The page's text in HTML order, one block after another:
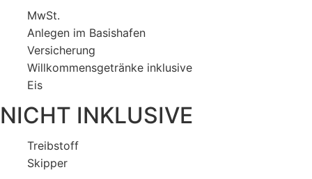
MwSt.
Anlegen im Basishafen
Versicherung
Willkommensgetränke inklusive
Eis
NICHT INKLUSIVE
Treibstoff
Skipper